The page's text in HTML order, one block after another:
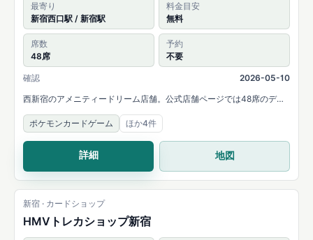
最寄り
新宿西口駅 / 新宿駅
料金目安
無料
席数
48席
予約
不要
確認
2026-05-10
西新宿のアメニティードリーム店舗。公式店舗ページでは48席のデュ
エルスペースと、MTG・遊戯王・ポケモンカード・ONE PIECEカード
など幅広い取扱いを案内しています。
ポケモンカードゲーム ほか4件
詳細 地図
新宿 · カードショップ
HMVトレカショップ新宿